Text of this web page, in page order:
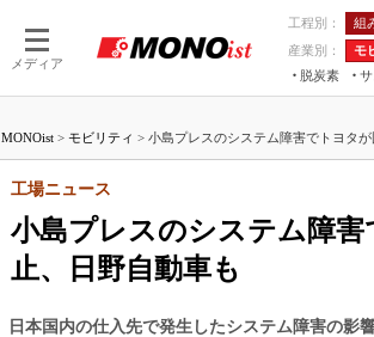
メディア
工程別： 組
産業別：
モ
脱炭素
つながる工場
AI×設備保全
MONOist > モビリティ > 小島プレスのシステム障害でトヨタが
小島プレスのシステム障
止、日野自動車も
工場ニュース
日本国内の仕入先で発生したシステム障害の影